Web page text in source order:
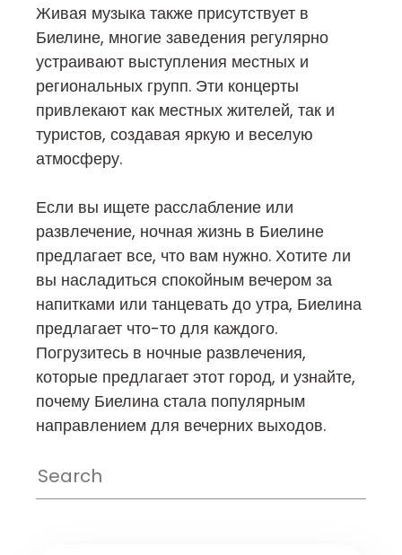
Живая музыка также присутствует в
Биелине, многие заведения регулярно
устраивают выступления местных и
региональных групп. Эти концерты
привлекают как местных жителей, так и
туристов, создавая яркую и веселую
атмосферу.
Если вы ищете расслабление или
развлечение, ночная жизнь в Биелине
предлагает все, что вам нужно. Хотите ли
вы насладиться спокойным вечером за
напитками или танцевать до утра, Биелина
предлагает что-то для каждого.
Погрузитесь в ночные развлечения,
которые предлагает этот город, и узнайте,
почему Биелина стала популярным
направлением для вечерних выходов.